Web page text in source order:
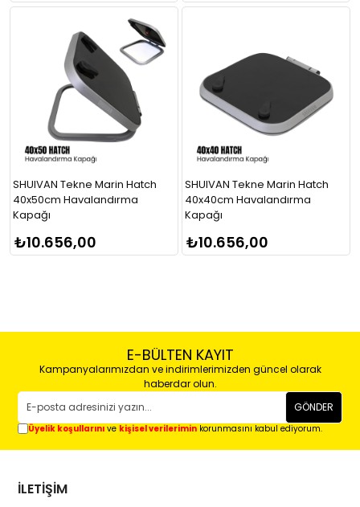
SHUIVAN Tekne Marin Hatch
40x50cm Havalandırma
Kapağı
₺10.656,00
SHUIVAN Tekne Marin Hatch
40x40cm Havalandırma
Kapağı
₺10.656,00
E-BÜLTEN KAYIT
Kampanyalarımızdan ve indirimlerimizden güncel olarak
haberdar olun.
GÖNDER
Üyelik koşullarını ve kişisel verilerimin korunmasını kabul ediyorum.
İLETİŞİM